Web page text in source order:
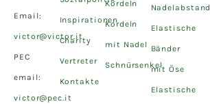
Email:
victor@victor.it
PEC
email:
victor@pec.it
Inspirationen
Charity
Vertreter
Kontakte
Kordeln
Kordeln
mit Nadel
Schnürsenkel
Nadelabstand
Elastische
Bänder
mit Öse
Elastische